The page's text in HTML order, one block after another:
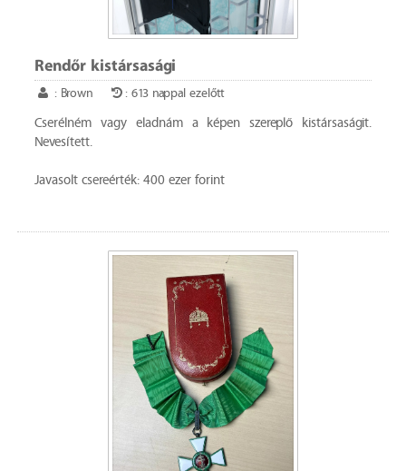
Rendőr kistársasági
: Brown : 613 nappal ezelőtt
Cserélném vagy eladnám a képen szereplő kistársaságit.
Nevesített.
Javasolt csereérték: 400 ezer forint